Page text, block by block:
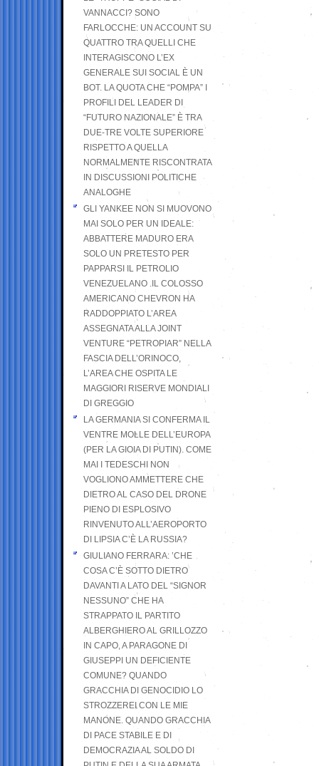
VANNACCI? SONO
FARLOCCHE: UN ACCOUNT SU
QUATTRO TRA QUELLI CHE
INTERAGISCONO L’EX
GENERALE SUI SOCIAL È UN
BOT. LA QUOTA CHE “POMPA” I
PROFILI DEL LEADER DI
“FUTURO NAZIONALE” È TRA
DUE-TRE VOLTE SUPERIORE
RISPETTO A QUELLA
NORMALMENTE RISCONTRATA
IN DISCUSSIONI POLITICHE
ANALOGHE
GLI YANKEE NON SI MUOVONO
MAI SOLO PER UN IDEALE:
ABBATTERE MADURO ERA
SOLO UN PRETESTO PER
PAPPARSI IL PETROLIO
VENEZUELANO .IL COLOSSO
AMERICANO CHEVRON HA
RADDOPPIATO L’AREA
ASSEGNATA ALLA JOINT
VENTURE “PETROPIAR” NELLA
FASCIA DELL’ORINOCO,
L’AREA CHE OSPITA LE
MAGGIORI RISERVE MONDIALI
DI GREGGIO
LA GERMANIA SI CONFERMA IL
VENTRE MOLLE DELL’EUROPA
(PER LA GIOIA DI PUTIN). COME
MAI I TEDESCHI NON
VOGLIONO AMMETTERE CHE
DIETRO AL CASO DEL DRONE
PIENO DI ESPLOSIVO
RINVENUTO ALL’AEROPORTO
DI LIPSIA C’È LA RUSSIA?
GIULIANO FERRARA: ’CHE
COSA C’È SOTTO DIETRO
DAVANTI A LATO DEL “SIGNOR
NESSUNO” CHE HA
STRAPPATO IL PARTITO
ALBERGHIERO AL GRILLOZZO
IN CAPO, A PARAGONE DI
GIUSEPPI UN DEFICIENTE
COMUNE? QUANDO
GRACCHIA DI GENOCIDIO LO
STROZZEREI CON LE MIE
MANONE. QUANDO GRACCHIA
DI PACE STABILE E DI
DEMOCRAZIA AL SOLDO DI